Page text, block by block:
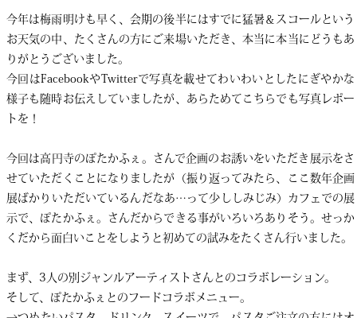
今年は梅雨明けも早く、会期の後半にはすでに猛暑＆スコールという
お天気の中、たくさんの方にご来場いただき、本当に本当にどうもあ
りがとうございました。
今回はFacebookやTwitterで写真を載せてわいわいとしたにぎやかな
様子も随時お伝えしていましたが、あらためてこちらでも写真レポー
トを！
今回は高円寺のぽたかふぇ。さんで企画のお誘いをいただき展示をさ
せていただくことになりましたが（振り返ってみたら、ここ数年企画
展ばかりいただいているんだなあ…って少ししみじみ）カフェでの展
示で、ぽたかふぇ。さんだからできる事がいろいろありそう。せっか
くだから面白いことをしようと初めての試みをたくさん行いました。
まず、3人の別ジャンルアーティストさんとのコラボレーション。
そして、ぽたかふぇとのフードコラボメニュー。